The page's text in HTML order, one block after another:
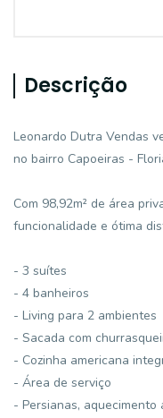
Descrição
Leonardo Dutra Vendas
no bairro Capoeiras -
Com 98,92m² de área
funcionalidade e ótima
- 3 suítes
- 4 banheiros
- Living para 2 ambientes
- Sacada com
- Cozinha americana
- Área de serviço
- Persianas, aquecimento